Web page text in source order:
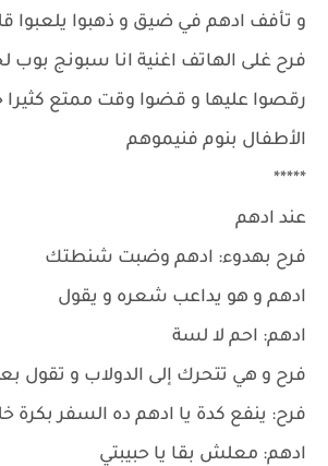
و تأفف ادهم في ضيق و ذهبوا يلعبوا
فرح غلى الهاتف اغنية انا سبونج بوب
رقصوا عليها و قضوا وقت ممتع
الأطفال بنوم فنيموهم
*****
عند ادهم
فرح بهدوء: ادهم وضبت شنطتك
ادهم و هو يداعب شعره و يقول
ادهم: احم لا لسة
فرح و هي تتحرك إلى الدولاب و تقول
فرح: ينفع كدة يا ادهم ده السفر بكرة
ادهم: معلش بقا يا حبيبتي